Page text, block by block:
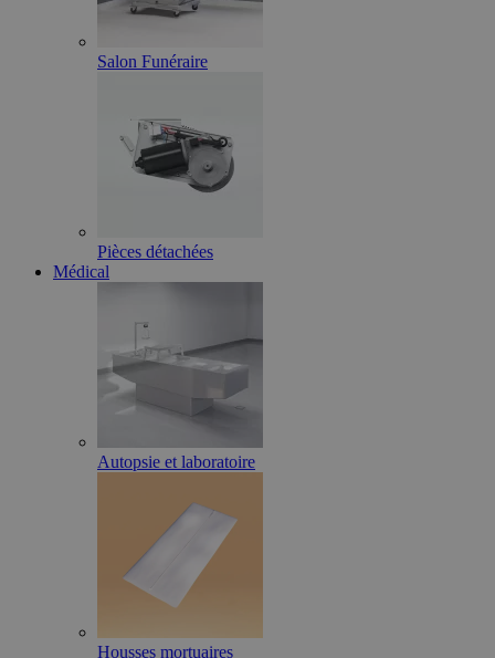
Salon Funéraire
Pièces détachées
Médical
Autopsie et laboratoire
Housses mortuaires